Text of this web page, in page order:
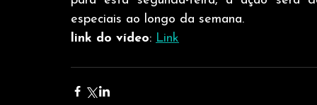
especiais ao longo da semana.
link do vídeo: Link